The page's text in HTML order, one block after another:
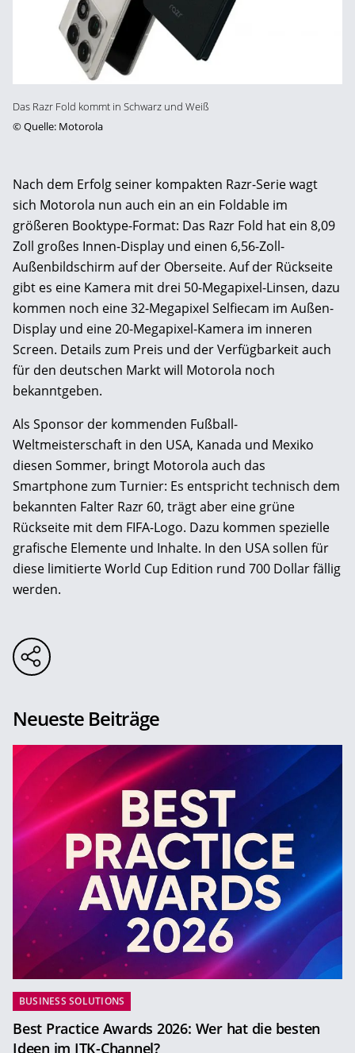
Das Razr Fold kommt in Schwarz und Weiß
©Quelle: Motorola
Nach dem Erfolg seiner kompakten Razr-Serie wagt
sich Motorola nun auch ein an ein Foldable im
größeren Booktype-Format: Das Razr Fold hat ein 8,09
Zoll großes Innen-Display und einen 6,56-Zoll-
Außenbildschirm auf der Oberseite. Auf der Rückseite
gibt es eine Kamera mit drei 50-Megapixel-Linsen, dazu
kommen noch eine 32-Megapixel Selfiecam im Außen-
Display und eine 20-Megapixel-Kamera im inneren
Screen. Details zum Preis und der Verfügbarkeit auch
für den deutschen Markt will Motorola noch
bekanntgeben.
Als Sponsor der kommenden Fußball-
Weltmeisterschaft in den USA, Kanada und Mexiko
diesen Sommer, bringt Motorola auch das
Smartphone zum Turnier: Es entspricht technisch dem
bekannten Falter Razr 60, trägt aber eine grüne
Rückseite mit dem FIFA-Logo. Dazu kommen spezielle
grafische Elemente und Inhalte. In den USA sollen für
diese limitierte World Cup Edition rund 700 Dollar fällig
werden.
Neueste Beiträge
BUSINESS SOLUTIONS
Best Practice Awards 2026: Wer hat die besten
Ideen im ITK-Channel?